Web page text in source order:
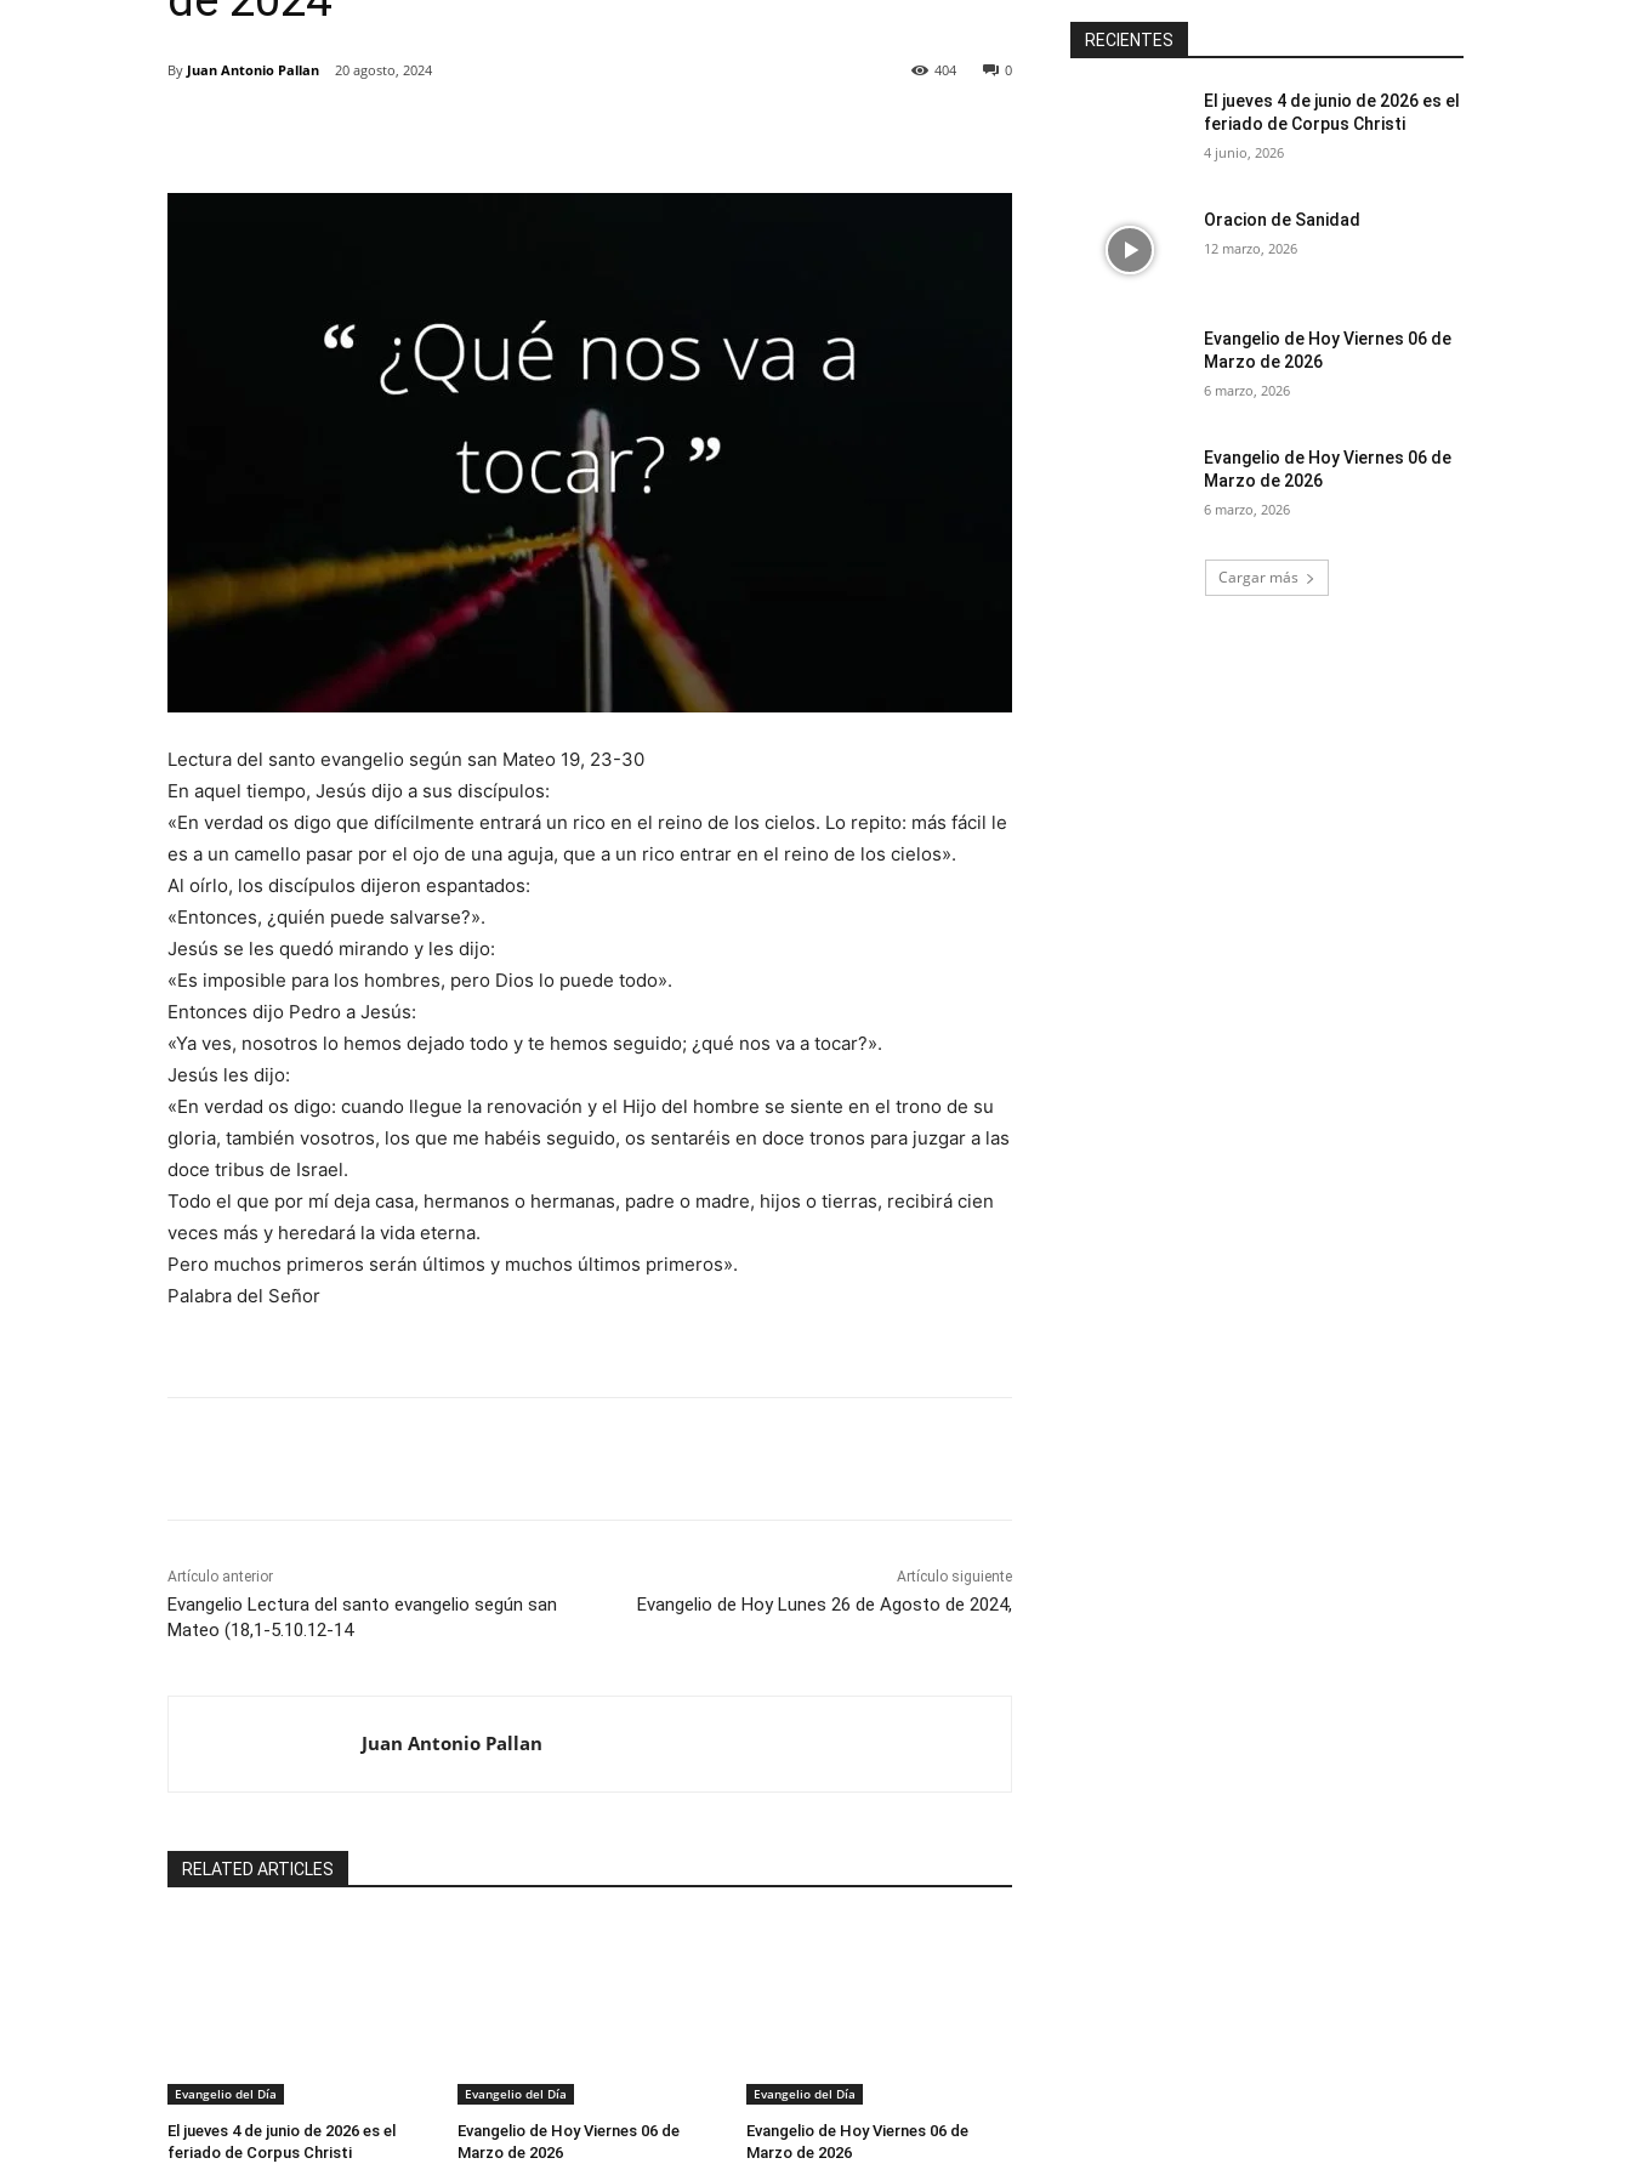
By Juan Antonio Pallan 20 agosto, 2024 0
404
Lectura del santo evangelio según san Mateo 19, 23-30
En aquel tiempo, Jesús dijo a sus discípulos:
«En verdad os digo que difícilmente entrará un rico en el reino de los cielos. Lo repito: más fácil le
es a un camello pasar por el ojo de una aguja, que a un rico entrar en el reino de los cielos».
Al oírlo, los discípulos dijeron espantados:
«Entonces, ¿quién puede salvarse?».
Jesús se les quedó mirando y les dijo:
«Es imposible para los hombres, pero Dios lo puede todo».
Entonces dijo Pedro a Jesús:
«Ya ves, nosotros lo hemos dejado todo y te hemos seguido; ¿qué nos va a tocar?».
Jesús les dijo:
«En verdad os digo: cuando llegue la renovación y el Hijo del hombre se siente en el trono de su
gloria, también vosotros, los que me habéis seguido, os sentaréis en doce tronos para juzgar a las
doce tribus de Israel.
Todo el que por mí deja casa, hermanos o hermanas, padre o madre, hijos o tierras, recibirá cien
veces más y heredará la vida eterna.
Pero muchos primeros serán últimos y muchos últimos primeros».
Palabra del Señor
Artículo anterior
Evangelio Lectura del santo evangelio según san
Mateo (18,1-5.10.12-14
Artículo siguiente
Evangelio de Hoy Lunes 26 de Agosto de 2024,
Juan Antonio Pallan
RELATED ARTICLES
Evangelio del Día
El jueves 4 de junio de 2026 es el
feriado de Corpus Christi
Evangelio del Día
Evangelio de Hoy Viernes 06 de
Marzo de 2026
Evangelio del Día
Evangelio de Hoy Viernes 06 de
Marzo de 2026
RECIENTES
El jueves 4 de junio de 2026 es el
feriado de Corpus Christi
4 junio, 2026
Oracion de Sanidad
12 marzo, 2026
Evangelio de Hoy Viernes 06 de
Marzo de 2026
6 marzo, 2026
Evangelio de Hoy Viernes 06 de
Marzo de 2026
6 marzo, 2026
Cargar más